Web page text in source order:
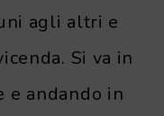
agli altri e
Si va in
e andando in